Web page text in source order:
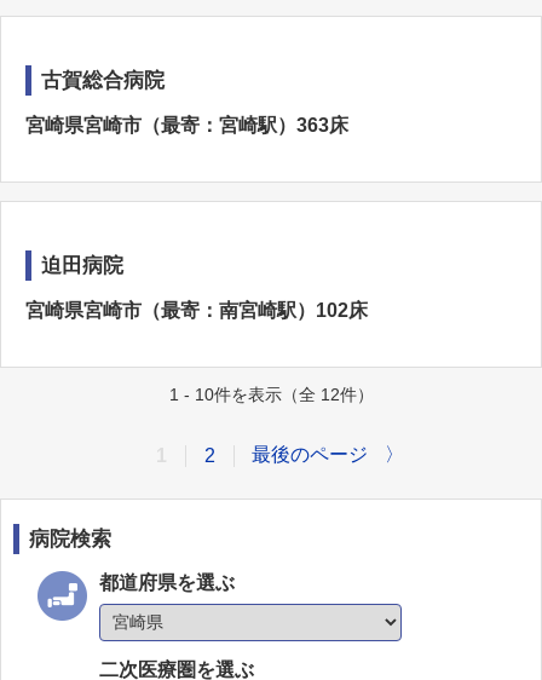
古賀総合病院
宮崎県宮崎市（最寄：宮崎駅）363床
迫田病院
宮崎県宮崎市（最寄：南宮崎駅）102床
1 - 10件を表示（全 12件）
2 最後のページ 〉
病院検索
都道府県を選ぶ
二次医療圏を選ぶ